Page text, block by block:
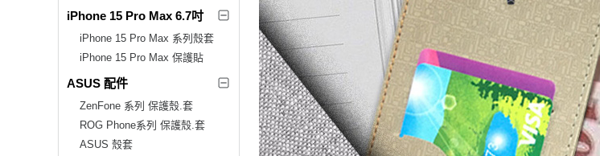
iPhone 15 Pro Max 6.7吋
iPhone 15 Pro Max 系列殼套
iPhone 15 Pro Max 保護貼
ASUS 配件
ZenFone 系列 保護殼.套
ROG Phone系列 保護殼.套
ASUS 殼套